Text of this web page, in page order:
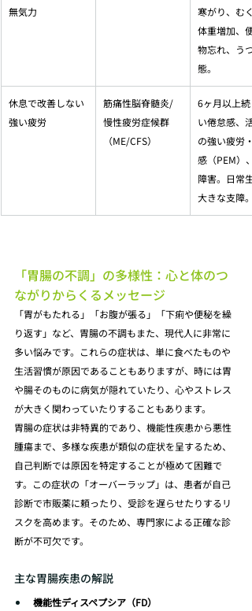
無気力
寒がり、むく
体重増加、便
物忘れ、うつ
態。
休息で改善しない
強い疲労
筋痛性脳脊髄炎/
慢性疲労症候群
（ME/CFS）
6ヶ月以上続
い倦怠感、活
の強い疲労・
感（PEM）
障害。日常生
大きな支障。
「胃腸の不調」の多様性：心と体のつ
ながりからくるメッセージ
「胃がもたれる」「お腹が張る」「下痢や便秘を繰
り返す」など、胃腸の不調もまた、現代人に非常に
多い悩みです。これらの症状は、単に食べたものや
生活習慣が原因であることもありますが、時には胃
や腸そのものに病気が隠れていたり、心やストレス
が大きく関わっていたりすることもあります。
胃腸の症状は非特異的であり、機能性疾患から悪性
腫瘍まで、多様な疾患が類似の症状を呈するため、
自己判断では原因を特定することが極めて困難で
す。この症状の「オーバーラップ」は、患者が自己
診断で市販薬に頼ったり、受診を遅らせたりするリ
スクを高めます。そのため、専門家による正確な診
断が不可欠です。
主な胃腸疾患の解説
機能性ディスペプシア（FD）